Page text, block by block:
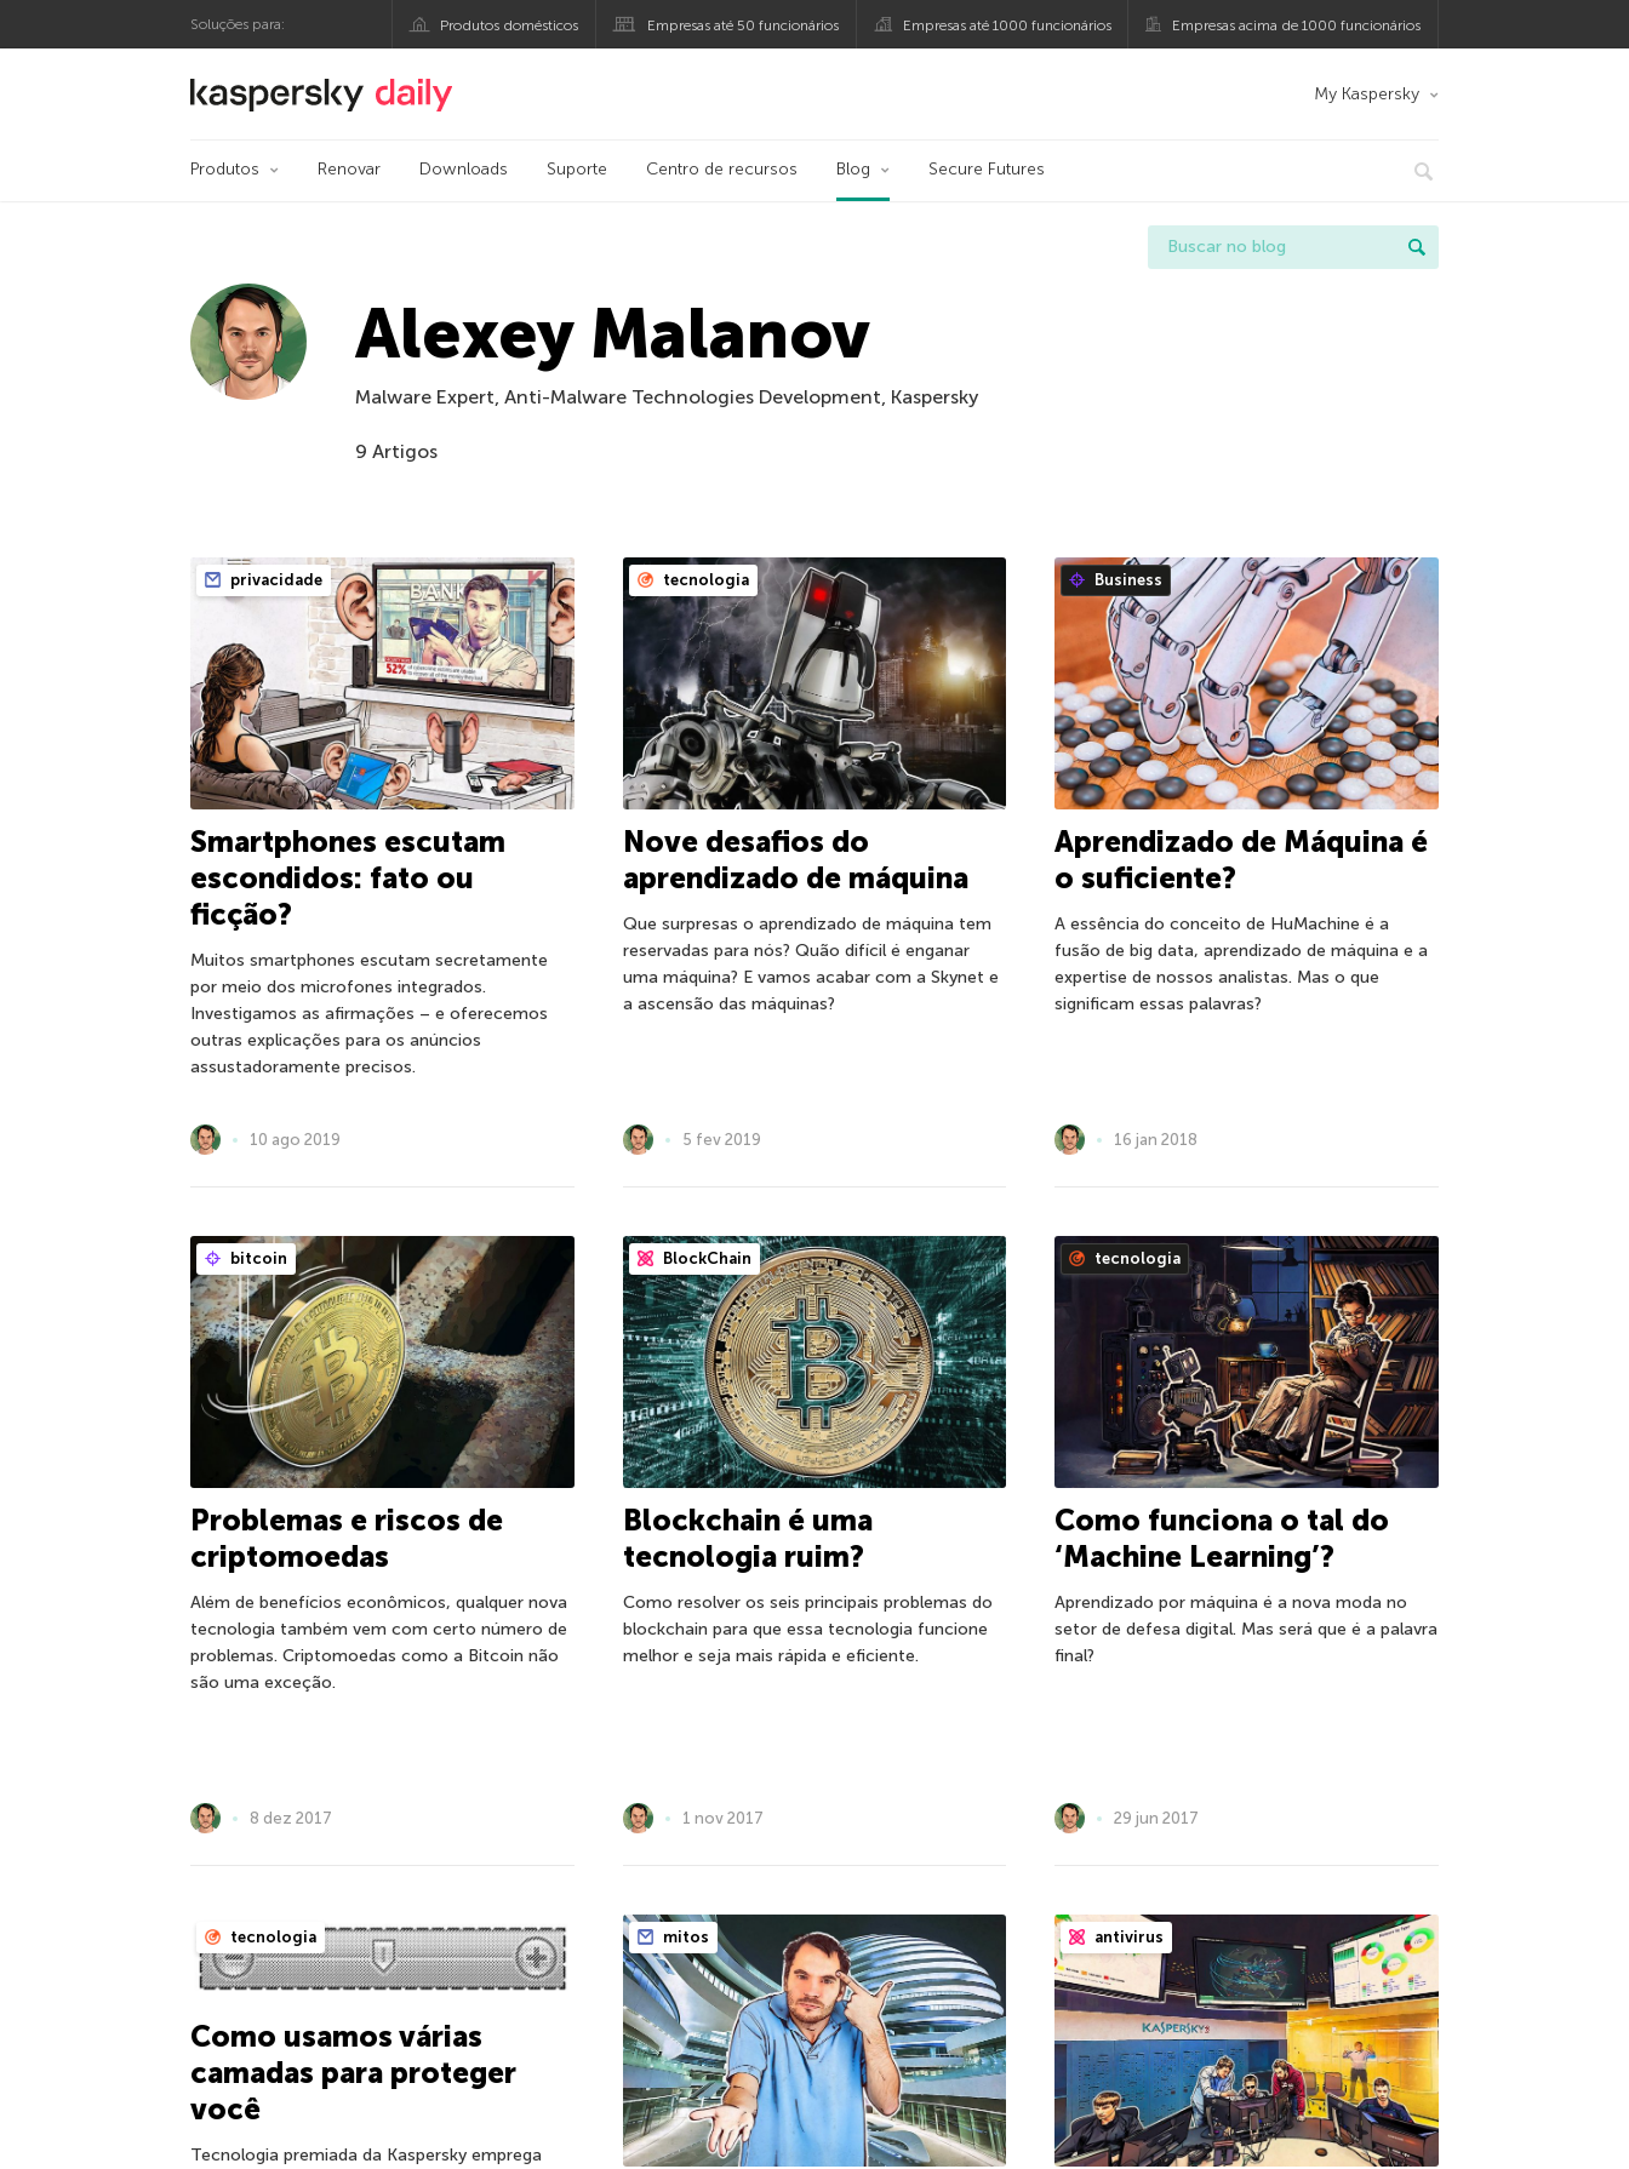
Soluções para: Produtos domésticos Empresas até 50 funcionários Empresas até 1000 funcionários Empresas acima de 1000 funcionários
Blog oficial da Kaspersky My Kaspersky
Produtos Renovar Downloads Suporte Centro de recursos Blog Secure Futures
Alexey Malanov
Malware Expert, Anti-Malware Technologies Development, Kaspersky
9 Artigos
privacidade
Smartphones escutam
escondidos: fato ou
ficção?
Muitos smartphones escutam secretamente
por meio dos microfones integrados.
Investigamos as afirmações – e oferecemos
outras explicações para os anúncios
assustadoramente precisos.
10 ago 2019
tecnologia
Nove desafios do
aprendizado de máquina
Que surpresas o aprendizado de máquina tem
reservadas para nós? Quão difícil é enganar
uma máquina? E vamos acabar com a Skynet e
a ascensão das máquinas?
5 fev 2019
Business
Aprendizado de Máquina é
o suficiente?
A essência do conceito de HuMachine é a
fusão de big data, aprendizado de máquina e a
expertise de nossos analistas. Mas o que
significam essas palavras?
16 jan 2018
bitcoin
Problemas e riscos de
criptomoedas
Além de benefícios econômicos, qualquer nova
tecnologia também vem com certo número de
problemas. Criptomoedas como a Bitcoin não
são uma exceção.
8 dez 2017
BlockChain
Blockchain é uma
tecnologia ruim?
Como resolver os seis principais problemas do
blockchain para que essa tecnologia funcione
melhor e seja mais rápida e eficiente.
1 nov 2017
tecnologia
Como funciona o tal do
‘Machine Learning’?
Aprendizado por máquina é a nova moda no
setor de defesa digital. Mas será que é a palavra
final?
29 jun 2017
tecnologia
Como usamos várias
camadas para proteger
você
Tecnologia premiada da Kaspersky emprega
mitos antivirus